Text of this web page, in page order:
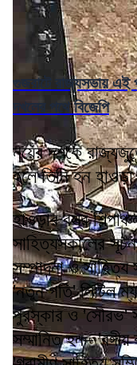
গুজরাটে রাজ্যসভায়
দখলের পথে বিজেপি
নয়ের দশকে
হলে তিনি হন
হাওড়ার বস্ত্র
সাহিত্যসকালের
সম্পাদনা ও সাহিত্য
'নতুন গতি' লিটিল
পুরস্কার ও 'সৌরভ'
সম্মানিত হন–